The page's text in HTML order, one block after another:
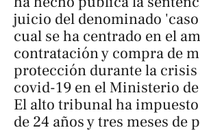
juicio del denominado
cual se ha centrado en el
contratación y compra de
protección durante la
covid-19 en el Ministerio
El alto tribunal ha
de 24 años y tres meses de